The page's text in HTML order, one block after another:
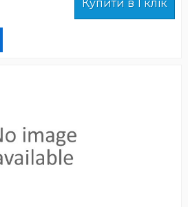
Купити в 1 клік